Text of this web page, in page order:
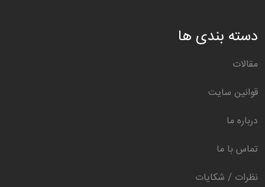
دسته بندی ها
مقالات
قوانین سایت
درباره ما
تماس با ما
نظرات / شکایات